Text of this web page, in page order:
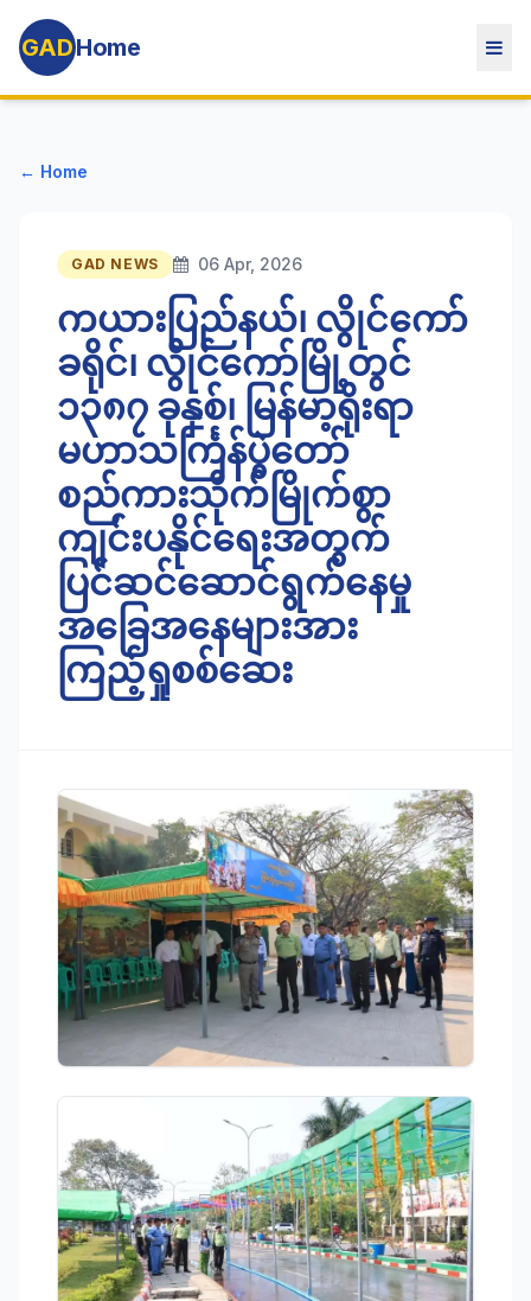
GADHome
← Home
GAD NEWS 06 Apr, 2026
ကယားပြည်နယ်၊ လွိုင်ကော်
ခရိုင်၊ လွိုင်ကော်မြို့တွင်
၁၃၈၇ ခုနှစ်၊ မြန်မာ့ရိုးရာ
မဟာသင်္ကြန်ပွဲတော်
စည်ကားသိုက်မြိုက်စွာ
ကျင်းပနိုင်ရေးအတွက်
ပြင်ဆင်ဆောင်ရွက်နေမှု
အခြေအနေများအား
ကြည့်ရှုစစ်ဆေး